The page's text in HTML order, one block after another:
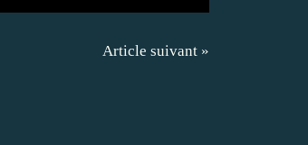
Article suivant »